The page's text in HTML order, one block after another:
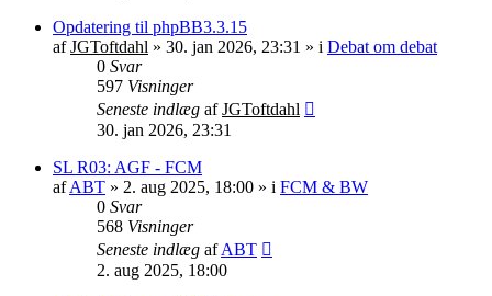
Opdatering til phpBB3.3.15
afJGToftdahl » 30. jan 2026, 23:31 » i Debat om debat
0 Svar
597 Visninger
Seneste indlæg afJGToftdahl
30. jan 2026, 23:31
SL R03: AGF - FCM
afABT » 2. aug 2025, 18:00 » i FCM & BW
0 Svar
568 Visninger
Seneste indlæg afABT
2. aug 2025, 18:00